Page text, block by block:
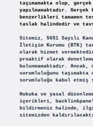
taşımamakta olup,
yapılmamaktadır.
benzerlikleri tamamen
taslak halindedir ve
Sitemiz, 5651 Sayılı
İletişim Kurumu (BTK)
olarak hizmet
proaktif olarak denetleme
bulunmamaktadır.
sorumluluğunu
sorumluluğu kabul etmiş
Hukuka ve yasal
içerikleri,
bildirmeniz halinde,
sitemizden